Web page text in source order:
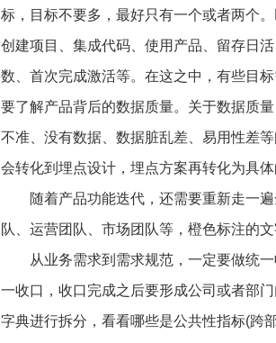
标，目标不要多，最好只有一个或者两个
创建项目、集成代码、使用产品、留存日
数、首次完成激活等。在这之中，有些目
要了解产品背后的数据质量。关于数据质
不准、没有数据、数据脏乱差、易用性差
会转化到埋点设计，埋点方案再转化为具体
随着产品功能迭代，还需要重新走一
队、运营团队、市场团队等，橙色标注的
从业务需求到需求规范，一定要做统
一收口，收口完成之后要形成公司或者部
字典进行拆分，看看哪些是公共性指标(跨